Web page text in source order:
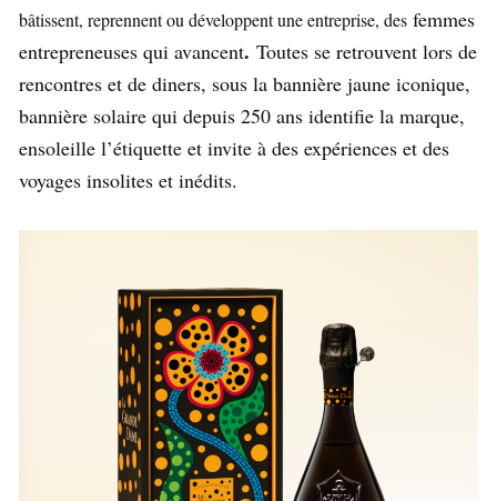
bâtissent, reprennent ou développent une entreprise, des femmes
entrepreneuses qui avancent. Toutes se retrouvent lors de
rencontres et de diners, sous la bannière jaune iconique,
bannière solaire qui depuis 250 ans identifie la marque,
ensoleille l’étiquette et invite à des expériences et des
voyages insolites et inédits.